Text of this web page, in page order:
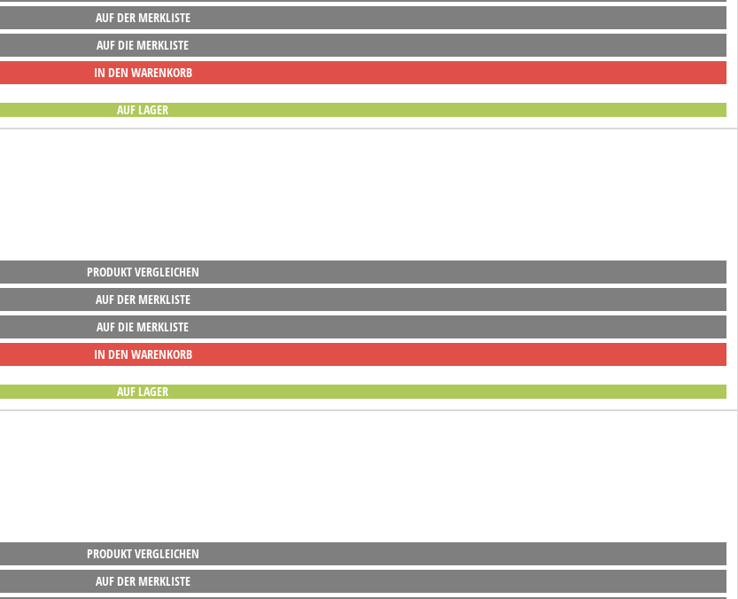
AUF DER MERKLISTE
AUF DIE MERKLISTE
IN DEN WARENKORB
AUF LAGER
PRODUKT VERGLEICHEN
AUF DER MERKLISTE
AUF DIE MERKLISTE
IN DEN WARENKORB
AUF LAGER
PRODUKT VERGLEICHEN
AUF DER MERKLISTE